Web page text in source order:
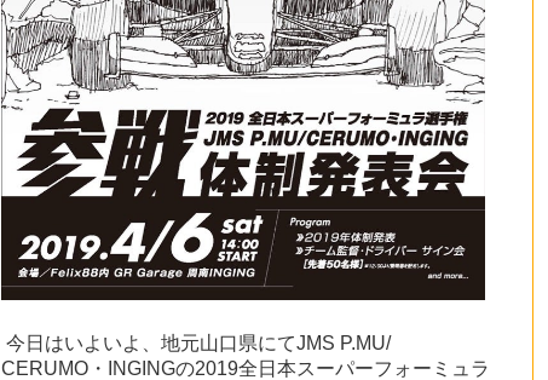
今日 はいよいよ、地元山口県にてJMS P.MU/
CERUMO・INGINGの2019全日本スーパーフォーミュラ